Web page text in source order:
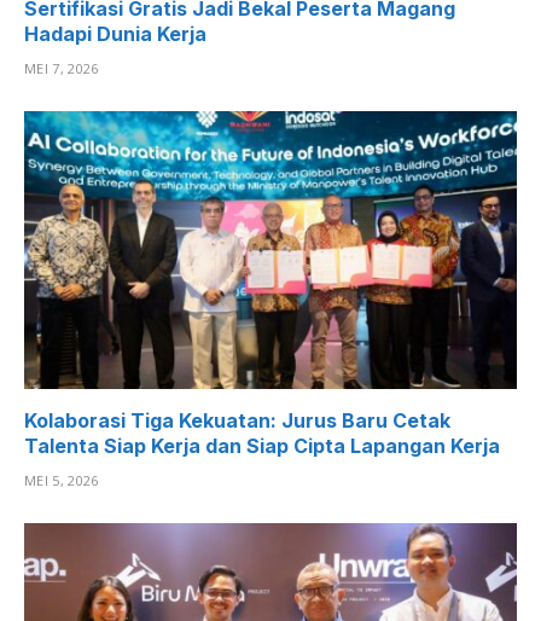
Sertifikasi Gratis Jadi Bekal Peserta Magang
Hadapi Dunia Kerja
MEI 7, 2026
Kolaborasi Tiga Kekuatan: Jurus Baru Cetak
Talenta Siap Kerja dan Siap Cipta Lapangan Kerja
MEI 5, 2026